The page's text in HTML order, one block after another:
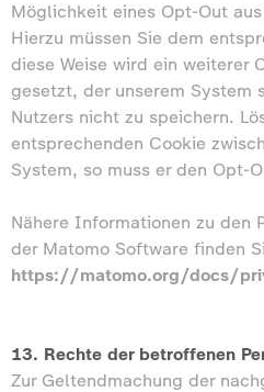
Möglichkeit eines Opt-Out
Hierzu müssen Sie dem
diese Weise wird ein weiterer
gesetzt, der unserem System
Nutzers nicht zu speichern.
entsprechenden Cookie
System, so muss er den Opt-
Nähere Informationen zu den
der Matomo Software finden
https://matomo.org/docs/
13. Rechte der betroffenen
Zur Geltendmachung der